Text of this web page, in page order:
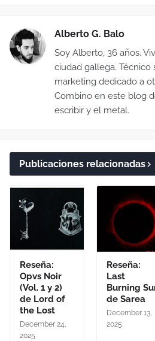
Alberto G. Balo
Soy Alberto, 36 años.
ciudad gallega.
marketing dedicado a
Combino en este blog
escribir y el metal.
Publicaciones relacionadas
Reseña:
Opvs Noir
(Vol. 1 y 2)
de Lord of
the Lost
December 24,
2025
Reseña:
Last
Burning
de Sarea
December 13,
2025